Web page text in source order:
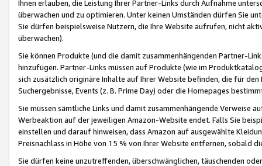
Ihnen erlauben, die Leistung Ihrer Partner-Links durch Aufnahme
überwachen und zu optimieren. Unter keinen Umständen dürfen Sie
Sie dürfen beispielsweise Nutzern, die Ihre Website aufrufen, nicht
überwachen).
Sie können Produkte (und die damit zusammenhängenden Partner-
hinzufügen. Partner-Links müssen auf Produkte (wie im
sich zusätzlich originäre Inhalte auf Ihrer Website befinden, die für
Suchergebnisse, Events (z. B. Prime Day) oder die Homepages
Sie müssen sämtliche Links und damit zusammenhängende
Werbeaktion auf der jeweiligen Amazon-Website endet. Falls Sie
einstellen und darauf hinweisen, dass Amazon auf ausgewählte
Preisnachlass in Höhe von 15 % von Ihrer Website entfernen, sobald
Sie dürfen keine unzutreffenden, überschwänglichen, täuschenden